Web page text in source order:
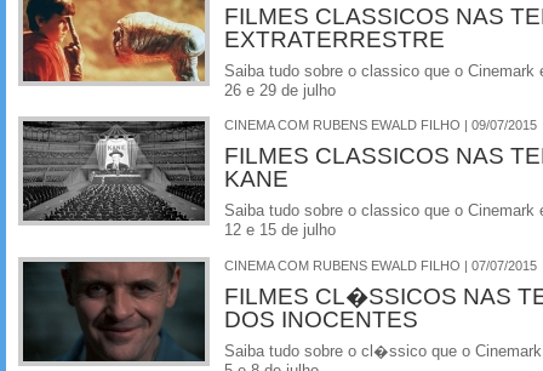
FILMES CLASSICOS NAS
EXTRATERRESTRE
Saiba tudo sobre o classico que o
26 e 29 de julho
CINEMA COM RUBENS EWALD FILHO | 09/07/2015
FILMES CLASSICOS NAS
KANE
Saiba tudo sobre o classico que o
12 e 15 de julho
CINEMA COM RUBENS EWALD FILHO | 07/07/2015
FILMES CL�SSICOS NAS
DOS INOCENTES
Saiba tudo sobre o cl�ssico que o